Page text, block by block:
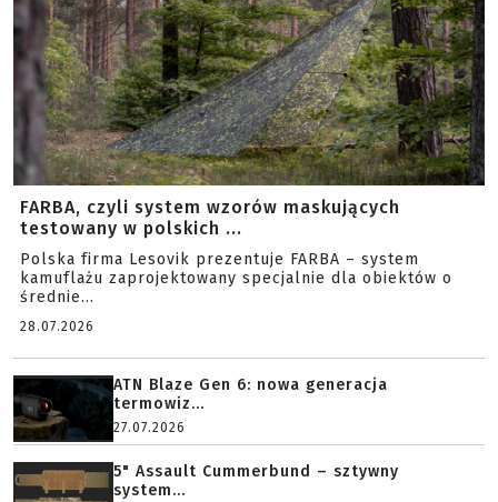
FARBA, czyli system wzorów maskujących
testowany w polskich ...
Polska firma Lesovik prezentuje FARBA – system
kamuflażu zaprojektowany specjalnie dla obiektów o
średnie...
28.07.2026
ATN Blaze Gen 6: nowa generacja
termowiz...
27.07.2026
5" Assault Cummerbund – sztywny
system...